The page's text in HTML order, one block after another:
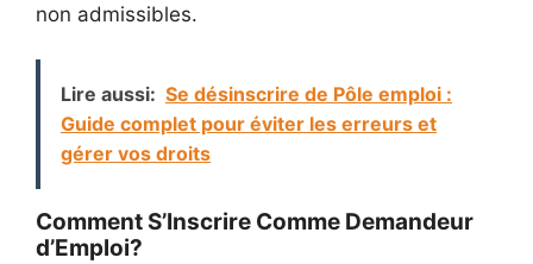
non admissibles.
Lire aussi: Se désinscrire de Pôle emploi :
Guide complet pour éviter les erreurs et
gérer vos droits
Comment S’Inscrire Comme Demandeur
d’Emploi?